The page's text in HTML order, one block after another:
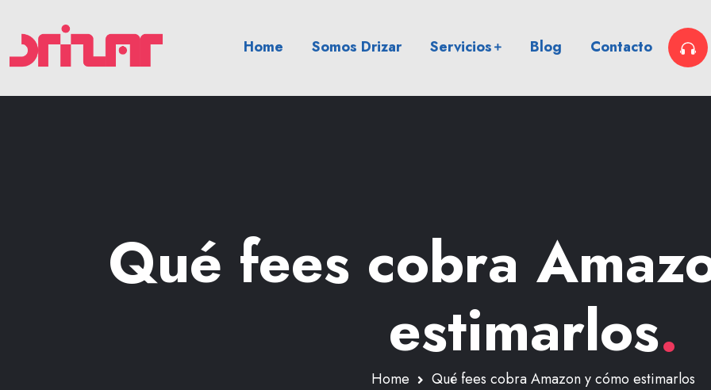
Home Somos Drizar Servicios Blog Contacto
Qué fees cobra
estimarlos.
Home Qué fees cobra Amazon y cómo estimarlos